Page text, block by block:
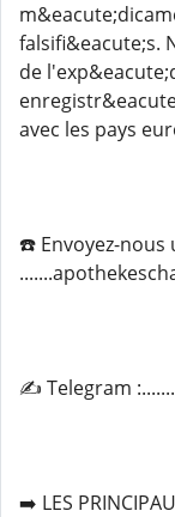
falsifi&eacute;s.
de
avec les pays
☎️ Envoyez-nous
✍️ Telegram
➡️ LES